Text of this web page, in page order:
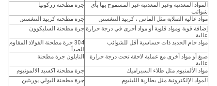
المواد المعدنية وغير المعدنية غير المسموح بها بأي
شوائب
جرة مطحنة زركونيا
مواد عالية الصلابة مثل الماس ، كربيد التنغستن
جرة مطحنة كربيد التنغستن
إضافة قوية ومواد قلوية أو مواد أخرى في درجة حرارة
عالية
جرة مطحنة السليكوون
مواد خام الحديد ذات حساسية أقل للشوائب
304 جرة مطحنة الفولاذ المقاوم
للصدأ
صبغ أو مواد أخرى مع عملية لاحقة تحت درجة حرارة
عالية
النايلون جرة مطحنة
مواد الألمنيوم مثل طلاء السيراميك
جرة مطحنة اكسيد الالمونيوم
المواد الإلكترونية مثل بطارية الليثيوم
جرة مطحنة البولي يوريثين